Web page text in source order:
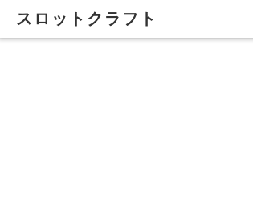
スロットクラフト